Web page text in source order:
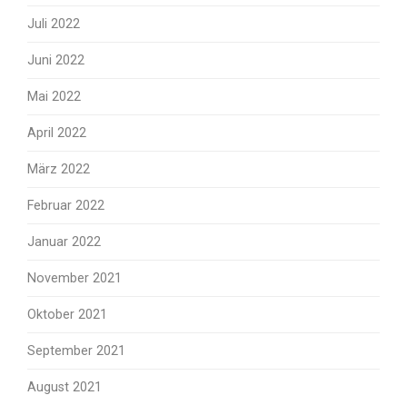
Juli 2022
Juni 2022
Mai 2022
April 2022
März 2022
Februar 2022
Januar 2022
November 2021
Oktober 2021
September 2021
August 2021